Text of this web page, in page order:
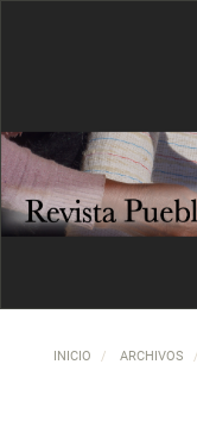
INICIO ARCHIVOS